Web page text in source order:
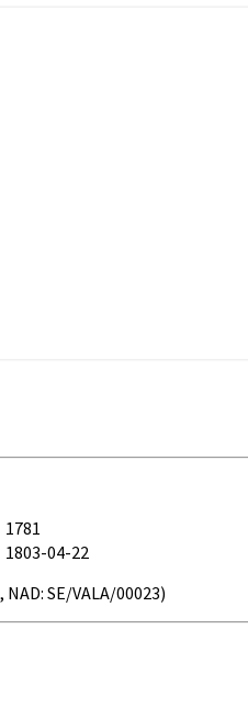
1781
1803-04-22
SE/VALA/00023)